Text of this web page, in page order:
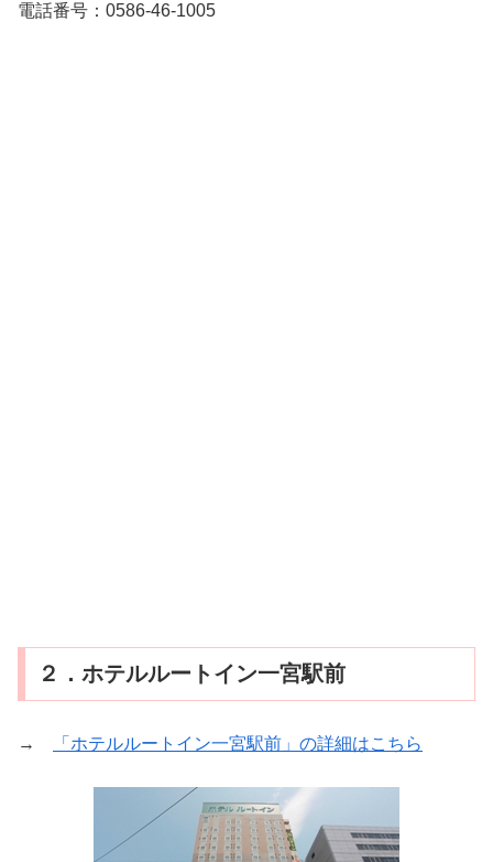
電話番号：0586-46-1005
２．ホテルルートイン一宮駅前
→ 「ホテルルートイン一宮駅前」の詳細はこちら